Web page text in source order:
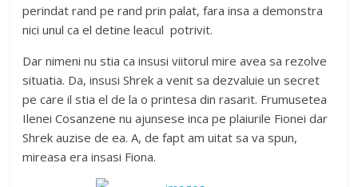
perindat rand pe rand prin palat, fara insa a demonstra
nici unul ca el detine leacul potrivit.
Dar nimeni nu stia ca insusi viitorul mire avea sa rezolve
situatia. Da, insusi Shrek a venit sa dezvaluie un secret
pe care il stia el de la o printesa din rasarit. Frumusetea
Ilenei Cosanzene nu ajunsese inca pe plaiurile Fionei dar
Shrek auzise de ea. A, de fapt am uitat sa va spun,
mireasa era insasi Fiona.